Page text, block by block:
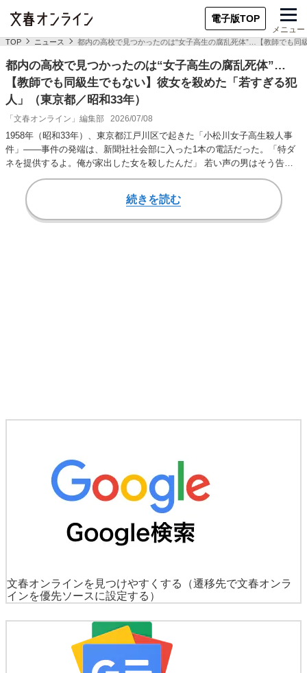
電子版TOP
メニュー
TOP ニュース 都内の高校で見つかったのは“女子高生の腐乱死体”…【教師でも
都内の高校で見つかったのは“女子高生の腐乱死体”…
【教師でも同級生でもない】彼女を殺めた「若すぎる犯
人」（東京都／昭和33年）
「文春オンライン」編集部 2026/07/08
1958年（昭和33年）、東京都江戸川区で起きた「小松川女子高生殺人事
件」――事件の発端は、新聞社社会部に入った1本の電話だった。「特ダ
ネを提供するよ。俺が家出した女を殺したんだ」 若い声の男はそう告
げ、遺体の場所…
続きを読む
文春オンラインを見つけやすくする
（遷移先で文春オンラ
インを優先ソースに設定する）